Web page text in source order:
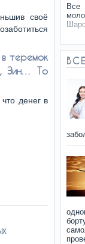
своё
теремок
Зин… То
денег в